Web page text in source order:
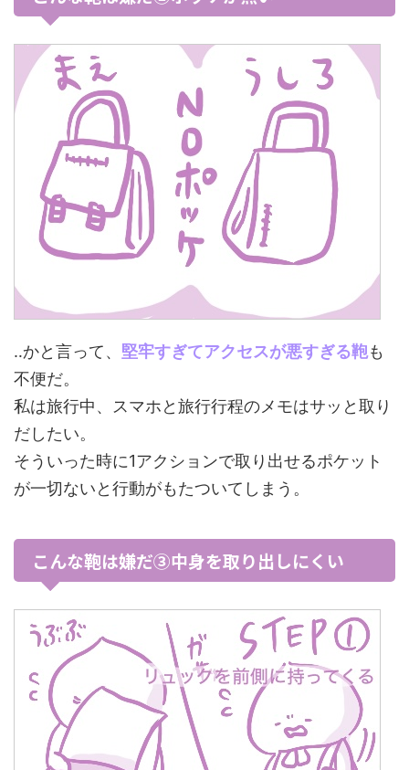
‥かと言って、 堅牢すぎてアクセスが悪すぎる鞄も
不便だ。
私は旅行中、スマホと旅行行程のメモはサッと取り
だしたい。
そういった時に1アクションで取り出せるポケット
が一切ないと行動がもたついてしまう。
こんな鞄は嫌だ③中身を取り出しにくい